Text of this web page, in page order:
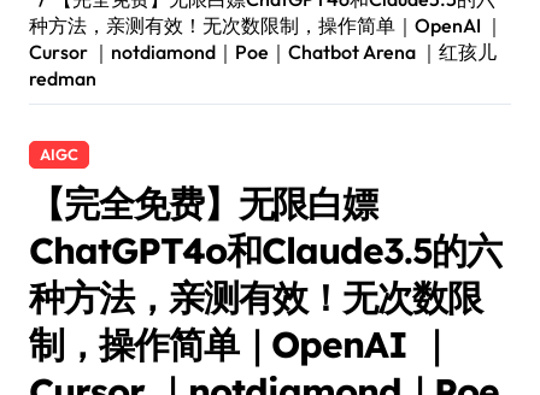
种方法，亲测有效！无次数限制，操作简单｜OpenAI ｜
Cursor ｜notdiamond｜Poe｜Chatbot Arena ｜红孩儿
redman
AIGC
【完全免费】无限白嫖
ChatGPT4o和Claude3.5的六
种方法，亲测有效！无次数限
制，操作简单｜OpenAI ｜